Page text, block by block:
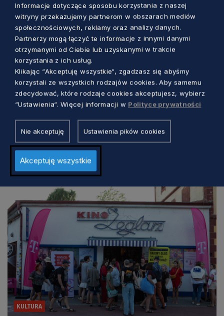
Narodowego w Gdańsku jest bezpłatny.
Natomiast na warsztaty językowe oraz koncert
w Centrum św. Jana obowiązują wcześniejsze
zapisy.
Szczegółowe informacje dostępne są na stronie
internetowej:https://nff.ug.edu.pl/
Zobacz również
KULTURA
Informacje dotyczące sposobu korzystania z naszej
witryny przekazujemy partnerom w obszarach mediów
społecznościowych, reklamy oraz analizy danych.
Partnerzy mogą łączyć te informacje z innymi danymi
otrzymanymi od Ciebie lub uzyskanymi w trakcie
korzystania z ich usług.
Klikając “Akceptuję wszystkie“, zgadzasz się abyśmy
korzystali ze wszystkich rodzajów cookies. Aby samemu
zdecydować, które rodzaje cookies akceptujesz, wybierz
“Ustawienia“. Więcej informacji w Polityce prywatności
Nie akceptuję Ustawienia pików cookies
Akceptuję wszystkie